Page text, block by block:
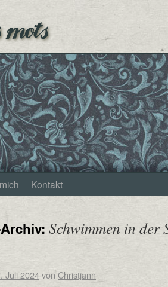
Kontakt
Schwimmen in der
Juli 2024vonChristjann